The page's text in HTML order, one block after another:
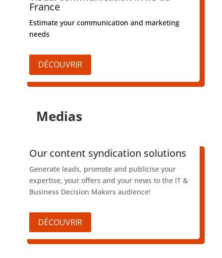
France
Estimate your communication and marketing
needs
DÉCOUVRIR
Medias
​Our content syndication solutions
Generate leads, promote and publicise your
expertise, your offers and your news to the IT &
Business Decision Makers audience!
DÉCOUVRIR